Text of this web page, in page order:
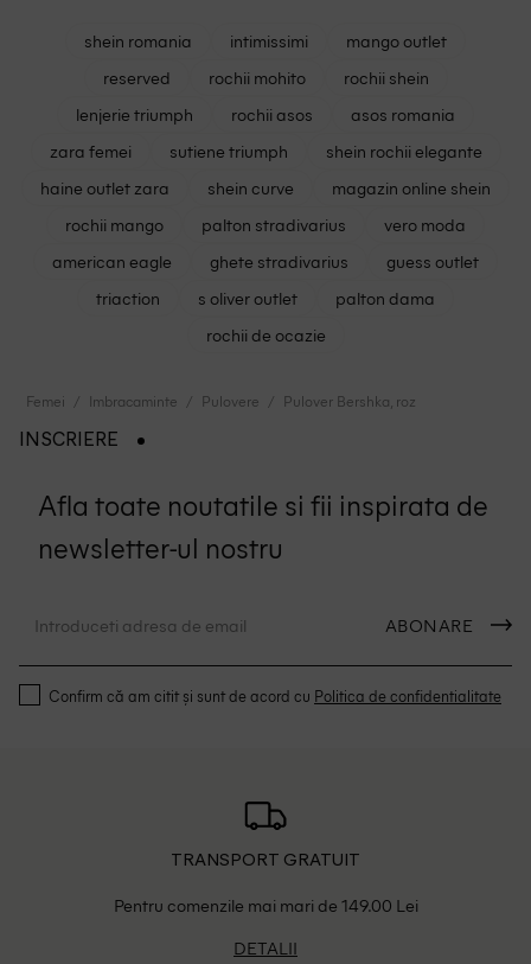
shein romania intimissimi
mango outlet
reserved
rochii mohito
rochii shein
lenjerie triumph
rochii asos
asos romania
zara femei
sutiene triumph
shein rochii elegante
haine outlet zara
shein curve
magazin online shein
rochii mango
palton stradivarius
vero moda
american eagle
ghete stradivarius
guess outlet
triaction
s oliver outlet
palton dama
rochii de ocazie
Femei Imbracaminte Pulovere Pulover Bershka, roz
INSCRIERE
Afla toate noutatile si fii inspirata de
newsletter-ul nostru
ABONARE
Confirm că am citit și sunt de acord cu Politica de confidentialitate
TRANSPORT GRATUIT
Pentru comenzile mai mari de 149.00 Lei
DETALII